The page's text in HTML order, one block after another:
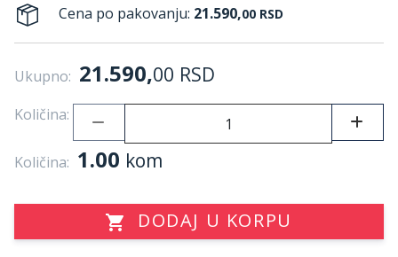
Cena po pakovanju: 21.590,00 RSD
Ukupno: 21.590,00 RSD
Količina:
Količina: 1.00 kom
DODAJ U KORPU